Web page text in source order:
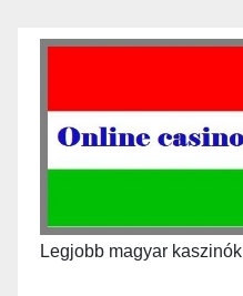
Legjobb magyar kaszinók